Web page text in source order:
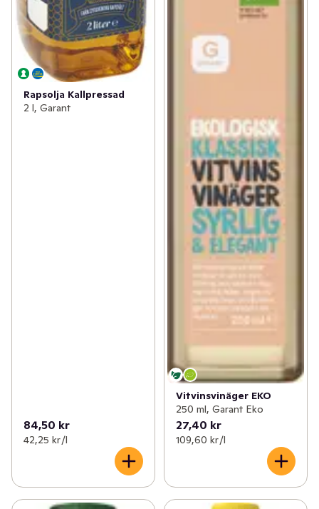
Rapsolja Kallpressad
2 l, Garant
84,50 kr
42,25 kr /l
Vitvinsvinäger EKO
250 ml, Garant Eko
27,40 kr
109,60 kr /l